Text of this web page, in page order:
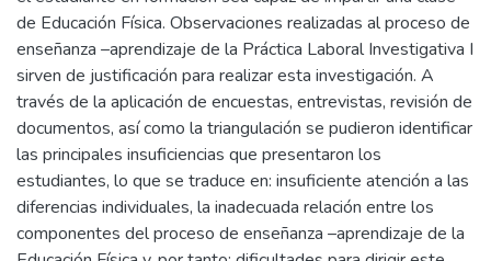
de Educación Física. Observaciones realizadas al proceso de
enseñanza –aprendizaje de la Práctica Laboral Investigativa I
sirven de justificación para realizar esta investigación. A
través de la aplicación de encuestas, entrevistas, revisión de
documentos, así como la triangulación se pudieron identificar
las principales insuficiencias que presentaron los
estudiantes, lo que se traduce en: insuficiente atención a las
diferencias individuales, la inadecuada relación entre los
componentes del proceso de enseñanza –aprendizaje de la